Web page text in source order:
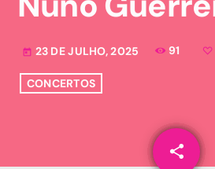
today 23 DE JULHO, 2025 91
CONCERTOS
share
email